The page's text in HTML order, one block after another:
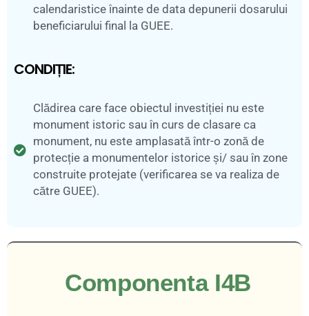
calendaristice înainte de data depunerii dosarului
beneficiarului final la GUEE.
CONDIȚIE:
Clădirea care face obiectul investiției nu este
monument istoric sau în curs de clasare ca
monument, nu este amplasată într-o zonă de
protecție a monumentelor istorice și/ sau în zone
construite protejate (verificarea se va realiza de
către GUEE).
Componenta I4B